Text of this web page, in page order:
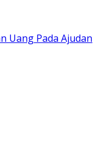
Uang Pada Ajudan